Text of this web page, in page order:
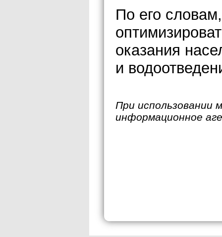
По его
оказания
и
При использовании
информационное